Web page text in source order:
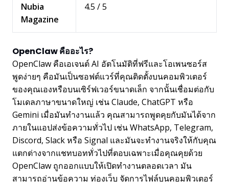
Nubia
Magazine
4.5 / 5
OpenClaw คืออะไร?
OpenClaw คือเอเจนต์ AI อัตโนมัติที่ฟรีและโอเพนซอร์ส
พูดง่ายๆ คือมันเป็นซอฟต์แวร์ที่คุณติดตั้งบนคอมพิวเตอร์
ของคุณเองหรือบนเซิร์ฟเวอร์ขนาดเล็ก จากนั้นเชื่อมต่อกับ
โมเดลภาษาขนาดใหญ่ เช่น Claude, ChatGPT หรือ
Gemini เมื่อมันทำงานแล้ว คุณสามารถพูดคุยกับมันได้จาก
ภายในแอปส่งข้อความทั่วไป เช่น WhatsApp, Telegram,
Discord, Slack หรือ Signal และมันจะทำงานจริงให้กับคุณ
แตกต่างจากแชทบอททั่วไปที่ตอบเฉพาะเมื่อคุณคุยด้วย
OpenClaw ถูกออกแบบให้เปิดทำงานตลอดเวลา มัน
สามารถอ่านข้อความ ท่องเว็บ จัดการไฟล์บนคอมพิวเตอร์